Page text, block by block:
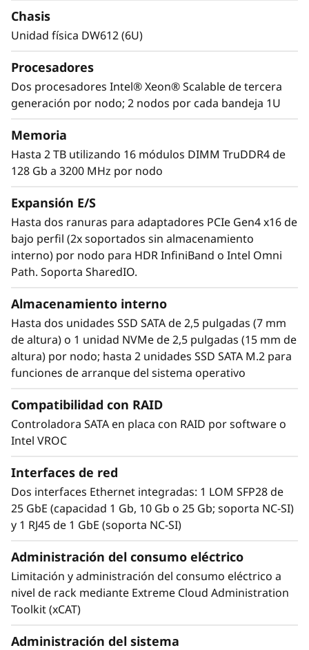
Tecnología Lenovo Neptune
El ThinkSystem SD650 V2 con tecnología
Lenovo Neptune Direct to Node (DTN) utiliza
refrigeración por agua caliente (hasta 50⁰C)
memoria, E/S y reguladores de voltaje. El agua
ofrece una mejor eliminación del calor que el
aire, de modo que todos los componentes
ofrecen mayor rendimiento y densidad en un
sistema silencioso y de bajo consumo.
El ThinkSystem SD650 V2 cuenta con CPU de
doble procesador Intel ®Xeon®Platinum.
Gracias a la tecnología de refrigeración líquida,
compacto factor de forma 1/2U, a diferencia
de las CPUs de 165-205 W en sistemas 1/2U
con refrigeración por aire. Un solo bastidor de
sistemas ThinkSystem SD650 V2 puede ofrecer
sin utilizar aceleradores.
Chasis
Unidad física DW612 (6U)
Procesadores
Dos procesadores Intel® Xeon® Scalable de tercera
generación por nodo; 2 nodos por cada bandeja 1U
Memoria
Hasta 2 TB utilizando 16 módulos DIMM TruDDR4 de
128 Gb a 3200 MHz por nodo
Expansión E/S
Hasta dos ranuras para adaptadores PCIe Gen4 x16 de
bajo perfil (2x soportados sin almacenamiento
interno) por nodo para HDR InfiniBand o Intel Omni
Path. Soporta SharedIO.
Almacenamiento interno
Hasta dos unidades SSD SATA de 2,5 pulgadas (7 mm
de altura) o 1 unidad NVMe de 2,5 pulgadas (15 mm de
altura) por nodo; hasta 2 unidades SSD SATA M.2 para
funciones de arranque del sistema operativo
Compatibilidad con RAID
Controladora SATA en placa con RAID por software o
Intel VROC
Interfaces de red
Dos interfaces Ethernet integradas: 1 LOM SFP28 de
25 GbE (capacidad 1 Gb, 10 Gb o 25 Gb; soporta NC-SI)
y 1 RJ45 de 1 GbE (soporta NC-SI)
Administración del consumo eléctrico
Limitación y administración del consumo eléctrico a
nivel de rack mediante Extreme Cloud Administration
Toolkit (xCAT)
Administración del sistema